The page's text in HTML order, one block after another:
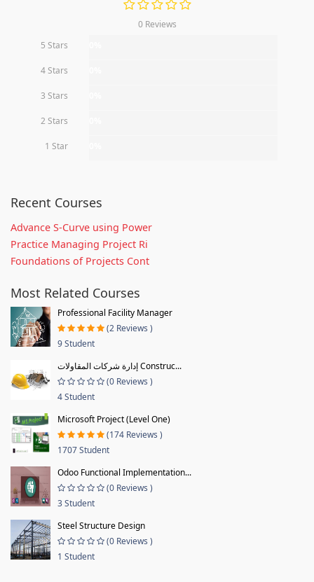
0 Reviews
5 Stars
4 Stars
3 Stars
2 Stars
1 Star
Recent Courses
Advance S-Curve using Power
Practice Managing Project Ri
Foundations of Projects Cont
Most Related Courses
Professional Facility Manager
(2 Reviews )
9 Student
إدارة شركات المقاولات Construc...
(0 Reviews )
4 Student
Microsoft Project (Level One)
(174 Reviews )
1707 Student
Odoo Functional Implementation...
(0 Reviews )
3 Student
Steel Structure Design
(0 Reviews )
1 Student